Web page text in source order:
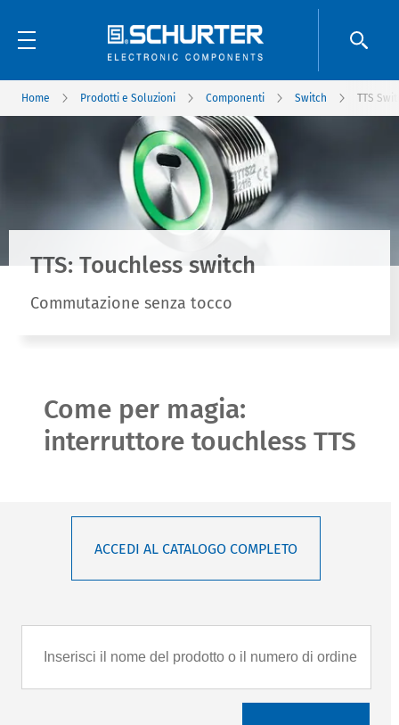
Home Prodotti e Soluzioni Componenti Switch TTS
TTS: Touchless switch
Commutazione senza tocco
Come per magia:
interruttore touchless TTS
ACCEDI AL CATALOGO COMPLETO